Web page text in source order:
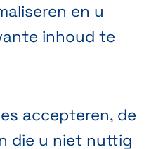
en u
inhoud te
accepteren, de
die u niet nuttig